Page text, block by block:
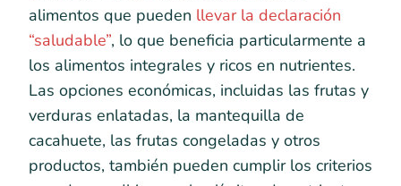
alimentos que pueden llevar la declaración
“saludable”, lo que beneficia particularmente a
los alimentos integrales y ricos en nutrientes.
Las opciones económicas, incluidas las frutas y
verduras enlatadas, la mantequilla de
cacahuete, las frutas congeladas y otros
productos, también pueden cumplir los criterios